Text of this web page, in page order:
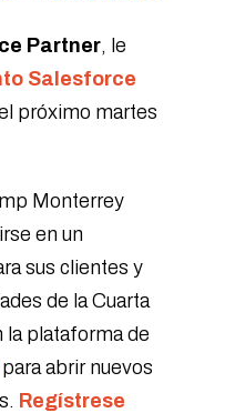
Partner, le
Salesforce
próximo martes
Monterrey
en un
sus clientes y
de la Cuarta
la plataforma de
abrir nuevos
Regístrese